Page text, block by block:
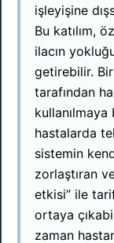
işleyişine
Bu katılım,
ilacın
getirebilir.
tarafından
kullanılmaya
hastalarda
sistemin
zorlaştıran
etkisi” ile
ortaya
zaman